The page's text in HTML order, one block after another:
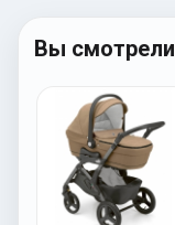
Вы смотрели